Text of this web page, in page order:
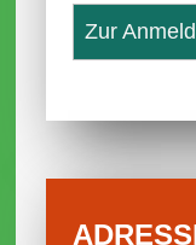
Zur